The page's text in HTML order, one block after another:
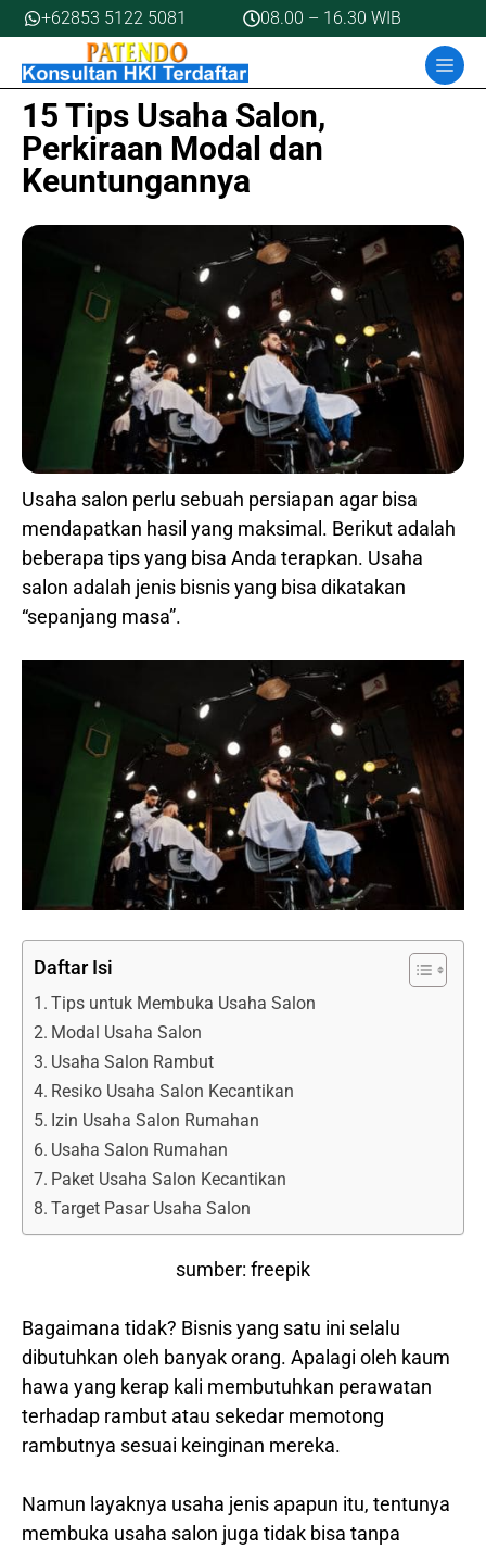
Skip
to
content
+62853 5122 5081 08.00 – 16.30 WIB
15 Tips Usaha Salon,
Perkiraan Modal dan
Keuntungannya
Usaha salon perlu sebuah persiapan agar bisa
mendapatkan hasil yang maksimal. Berikut adalah
beberapa tips yang bisa Anda terapkan. Usaha
salon adalah jenis bisnis yang bisa dikatakan
“sepanjang masa”.
Daftar Isi
Tips untuk Membuka Usaha Salon
Modal Usaha Salon
Usaha Salon Rambut
Resiko Usaha Salon Kecantikan
Izin Usaha Salon Rumahan
Usaha Salon Rumahan
Paket Usaha Salon Kecantikan
Target Pasar Usaha Salon
sumber: freepik
Bagaimana tidak? Bisnis yang satu ini selalu
dibutuhkan oleh banyak orang. Apalagi oleh kaum
hawa yang kerap kali membutuhkan perawatan
terhadap rambut atau sekedar memotong
rambutnya sesuai keinginan mereka.
Namun layaknya usaha jenis apapun itu, tentunya
membuka usaha salon juga tidak bisa tanpa